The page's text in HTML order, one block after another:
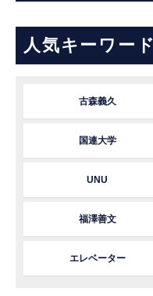
人気キーワード
古森義久
国連大学
UNU
福澤善文
エレベーター